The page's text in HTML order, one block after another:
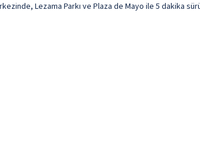
Lezama Parkı ve Plaza de Mayo ile 5 dakika